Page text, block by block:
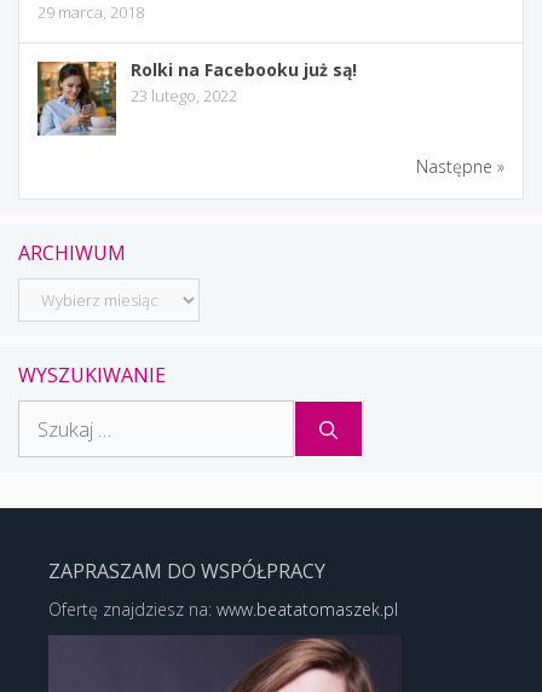
29 marca, 2018
Rolki na Facebooku już są!
23 lutego, 2022
Następne »
ARCHIWUM
Archiwum
WYSZUKIWANIE
ZAPRASZAM DO WSPÓŁPRACY
Ofertę znajdziesz na: www.beatatomaszek.pl